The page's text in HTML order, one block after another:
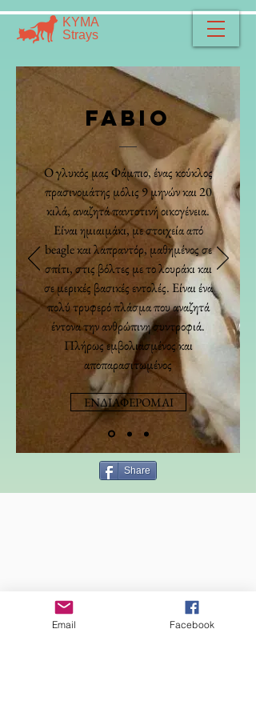
​​ΚΥΜΑ
​Strays
FABIO
Ο γλυκός μας Φάμπιο, ένας κούκλος
πρασινομάτης μόλις 9 μηνών και 20
κιλά, αναζητά παντοτινή οικογένεια.
Είναι ημιαιμάκι, με στοιχεία από
beagle και λαπραντόρ, μαθημένος σε
σπίτι, στις βόλτες με το λουράκι και
σε μερικές βασικές εντολές. Είναι ένα
πολύ τρυφερό πλάσμα που αναζητά
έντονα την ανθρώπινη συντροφιά.
Πλήρως εμβολιασμένος και
αποπαρασιτωμένος
ΕΝΔΙΑΦΕΡΟΜΑΙ
Share
Email Facebook